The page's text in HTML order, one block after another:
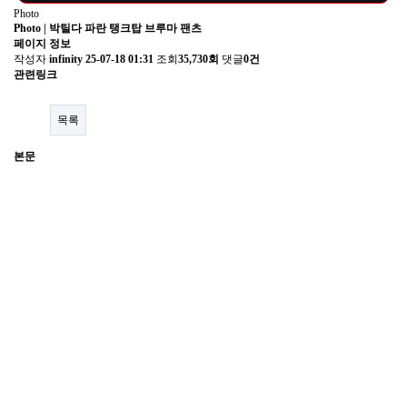
Photo
Photo | 박틸다 파란 탱크탑 브루마 팬츠
페이지 정보
작성자 infinity 25-07-18 01:31 조회 35,730회 댓글0건
관련링크
목록
본문